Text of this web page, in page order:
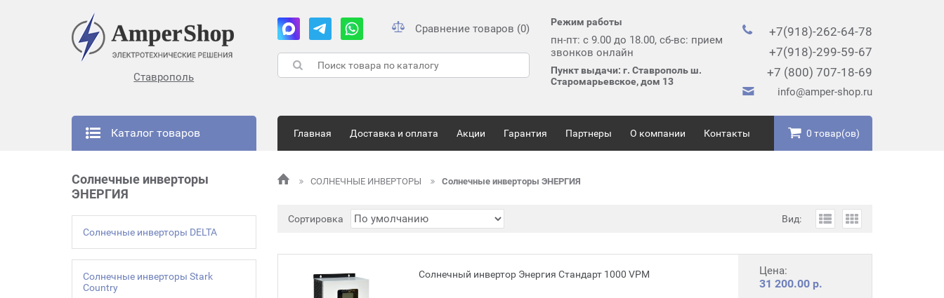
Ставрополь
Сравнение товаров (0)
Режим работы
пн-пт: с 9.00 до 18.00, сб-вс: прием
звонков онлайн
Пункт выдачи: г. Ставрополь ш.
Старомарьевское, дом 13
+7(918)-262-64-78
+7(918)-299-59-67
+7 (800) 707-18-69
info@amper-shop.ru
Каталог товаров Главная Доставка и оплата Акции Гарантия Партнеры О компании Контакты 0 товар(ов)
Солнечные инверторы
ЭНЕРГИЯ
Солнечные инверторы DELTA
Солнечные инверторы Stark
Country
СОЛНЕЧНЫЕ ИНВЕРТОРЫ Солнечные инверторы ЭНЕРГИЯ
Сортировка Вид:
Солнечный инвертор Энергия Стандарт 1000 VPM Цена:
31 200.00 р.